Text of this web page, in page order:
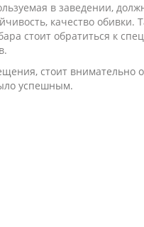
в заведении,
качество
стоит обратиться к
стоит внимательно
успешным.